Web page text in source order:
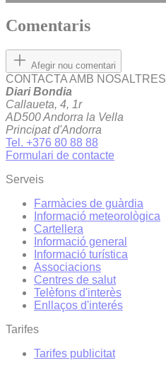
Comentaris
Afegir nou comentari
CONTACTA AMB NOSALTRES
Diari Bondia
Callaueta, 4, 1r
AD500 Andorra la Vella
Principat d'Andorra
Tel. +376 80 88 88
Formulari de contacte
Serveis
Farmàcies de guàrdia
Informació meteorològica
Cartellera
Informació general
Informació turística
Associacions
Centres de salut
Telèfons d'interès
Enllaços d'interés
Tarifes
Tarifes publicitat